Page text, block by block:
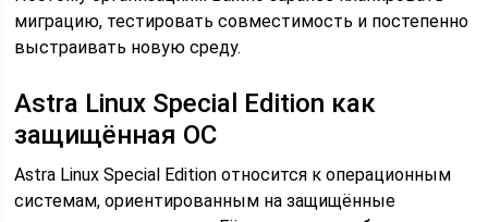
миграцию, тестировать совместимость и постепенно
выстраивать новую среду.
Astra Linux Special Edition как
защищённая ОС
Astra Linux Special Edition относится к операционным
системам, ориентированным на защищённые